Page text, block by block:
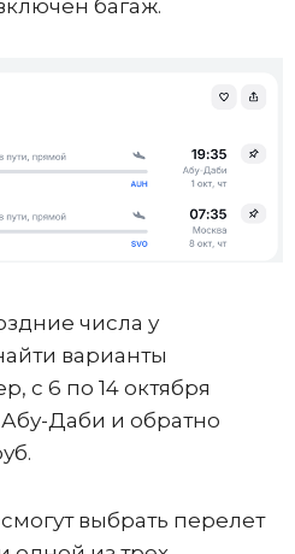
багаж.
числа у
варианты
с 6 по 14 октября
Абу-Даби и обратно
выбрать перелет